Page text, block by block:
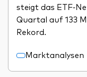
steigt das ETF-
Quartal auf 133
Rekord.
Marktanalysen